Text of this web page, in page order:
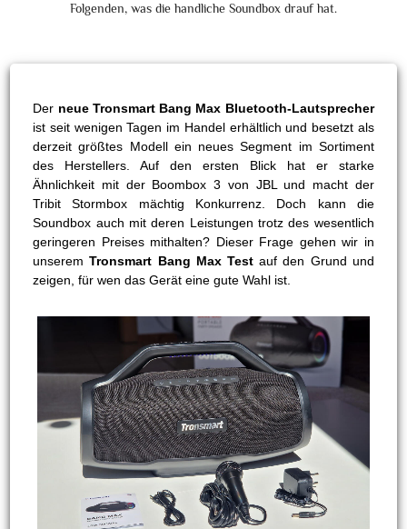
Folgenden, was die handliche Soundbox drauf hat.
Der neue Tronsmart Bang Max Bluetooth-Lautsprecher
ist seit wenigen Tagen im Handel erhältlich und besetzt als
derzeit größtes Modell ein neues Segment im Sortiment
des Herstellers. Auf den ersten Blick hat er starke
Ähnlichkeit mit der Boombox 3 von JBL und macht der
Tribit Stormbox mächtig Konkurrenz. Doch kann die
Soundbox auch mit deren Leistungen trotz des wesentlich
geringeren Preises mithalten? Dieser Frage gehen wir in
unseremTronsmart Bang Max Test auf den Grund und
zeigen, für wen das Gerät eine gute Wahl ist.